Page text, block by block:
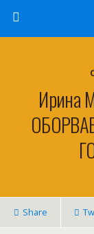
Ирина
Share